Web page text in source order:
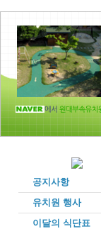
공지사항
유치원 행사
이달의 식단표